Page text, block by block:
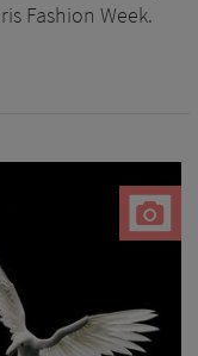
Fashion Week.